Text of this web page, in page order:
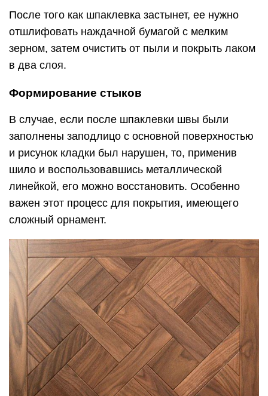
После того как шпаклевка застынет, ее нужно
отшлифовать наждачной бумагой с мелким
зерном, затем очистить от пыли и покрыть лаком
в два слоя.
Формирование стыков
В случае, если после шпаклевки швы были
заполнены заподлицо с основной поверхностью
и рисунок кладки был нарушен, то, применив
шило и воспользовавшись металлической
линейкой, его можно восстановить. Особенно
важен этот процесс для покрытия, имеющего
сложный орнамент.